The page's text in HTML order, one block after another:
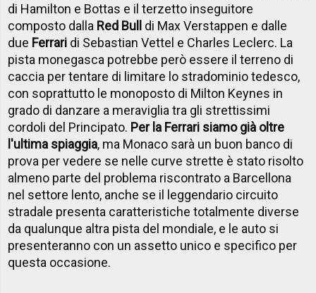
di Hamilton e Bottas e il terzetto inseguitore
composto dalla Red Bull di Max Verstappen e dalle
due Ferrari di Sebastian Vettel e Charles Leclerc. La
pista monegasca potrebbe però essere il terreno di
caccia per tentare di limitare lo stradominio tedesco,
con soprattutto le monoposto di Milton Keynes in
grado di danzare a meraviglia tra gli strettissimi
cordoli del Principato. Per la Ferrari siamo già oltre
l'ultima spiaggia, ma Monaco sarà un buon banco di
prova per vedere se nelle curve strette è stato risolto
almeno parte del problema riscontrato a Barcellona
nel settore lento, anche se il leggendario circuito
stradale presenta caratteristiche totalmente diverse
da qualunque altra pista del mondiale, e le auto si
presenteranno con un assetto unico e specifico per
questa occasione.